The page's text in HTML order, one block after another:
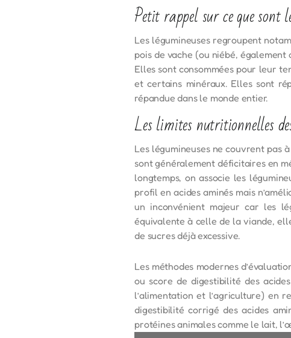
Petit rappel sur ce que sont
Les légumineuses regroupent
pois de vache (ou niébé,
Elles sont consommées pour leur
et certains minéraux. Elles sont
répandue dans le monde entier.
Les limites nutritionnelles
Les légumineuses ne couvrent pas
sont généralement déficitaires en
longtemps, on associe les
profil en acides aminés mais
un inconvénient majeur car les
équivalente à celle de la viande,
de sucres déjà excessive.
Les méthodes modernes
ou score de digestibilité des
l’alimentation et l’agriculture) en
digestibilité corrigé des acides
protéines animales comme le lait,